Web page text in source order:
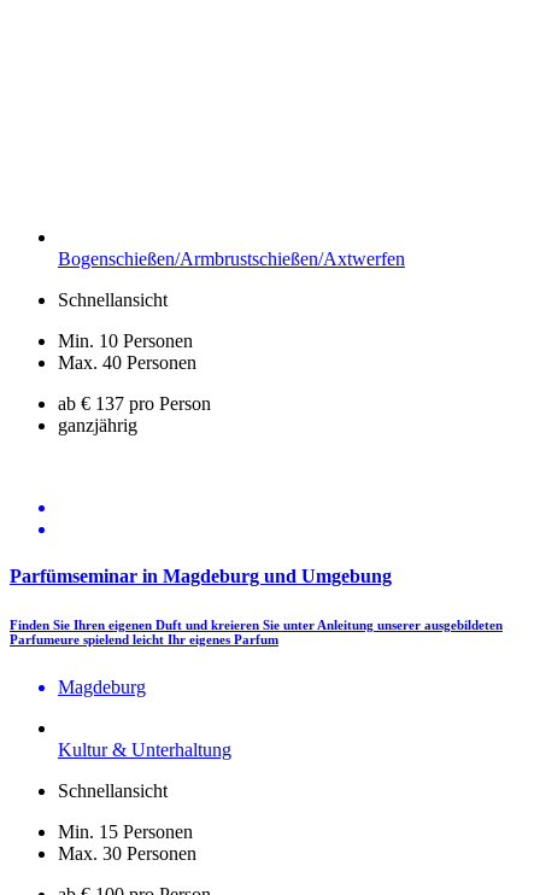
Bogenschießen/Armbrustschießen/Axtwerfen
Schnellansicht
Min. 10 Personen
Max. 40 Personen
ab € 137 pro Person
ganzjährig
Parfümseminar in Magdeburg und Umgebung
Finden Sie Ihren eigenen Duft und kreieren Sie unter Anleitung unserer ausgebildeten
Parfumeure spielend leicht Ihr eigenes Parfum
Magdeburg
Kultur & Unterhaltung
Schnellansicht
Min. 15 Personen
Max. 30 Personen